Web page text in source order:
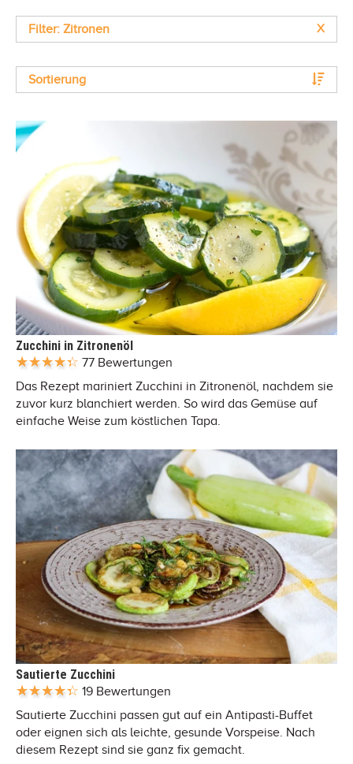
Filter: Zitronen X
Sortierung
Zucchini in Zitronenöl
77 Bewertungen
Das Rezept mariniert Zucchini in Zitronenöl, nachdem sie
zuvor kurz blanchiert werden. So wird das Gemüse auf
einfache Weise zum köstlichen Tapa.
Sautierte Zucchini
19 Bewertungen
Sautierte Zucchini passen gut auf ein Antipasti-Buffet
oder eignen sich als leichte, gesunde Vorspeise. Nach
diesem Rezept sind sie ganz fix gemacht.